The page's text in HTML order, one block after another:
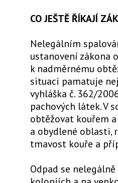
CO JEŠTĚ ŘÍKAJÍ
Nelegálním
ustanovení zákona
k nadměrnému
situaci pamatuje
vyhláška č. 362/
pachových látek. V
obtěžovat kouřem
a obydlené oblasti,
tmavost kouře a
Odpad se